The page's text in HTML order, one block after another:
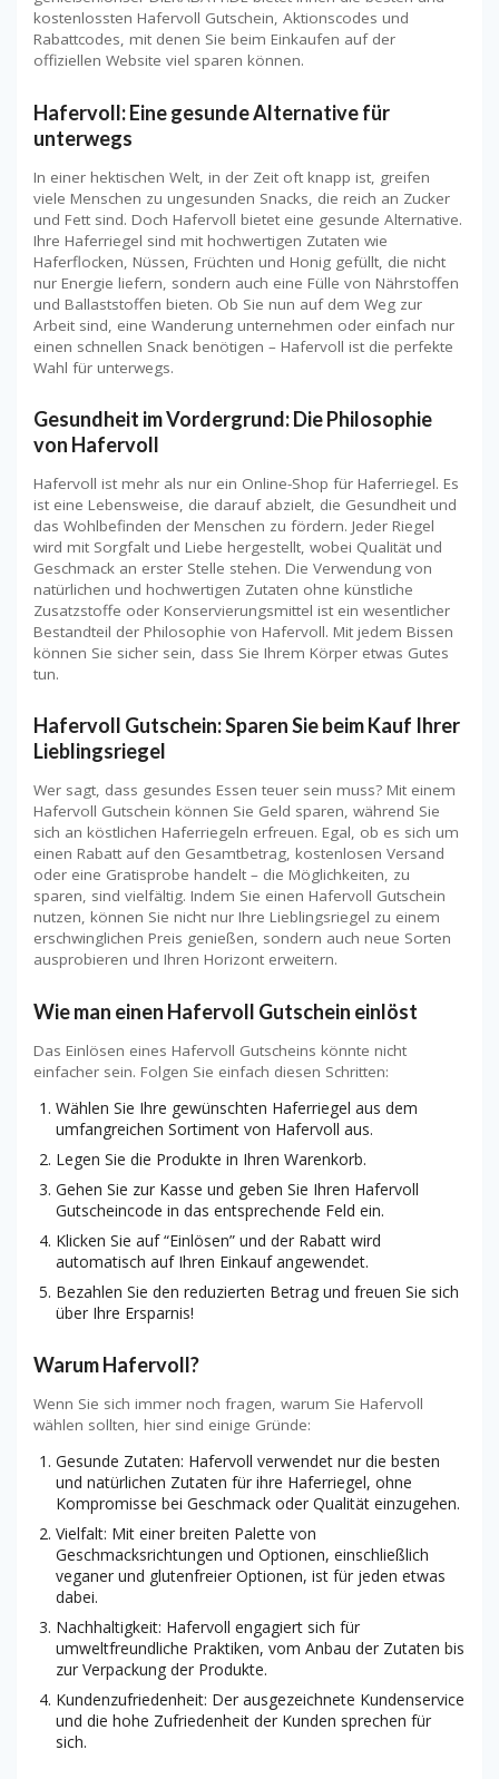
kostenlossten Hafervoll Gutschein, Aktionscodes und
Rabattcodes, mit denen Sie beim Einkaufen auf der
offiziellen Website viel sparen können.
Hafervoll: Eine gesunde Alternative für
unterwegs
In einer hektischen Welt, in der Zeit oft knapp ist, greifen
viele Menschen zu ungesunden Snacks, die reich an Zucker
und Fett sind. Doch Hafervoll bietet eine gesunde Alternative.
Ihre Haferriegel sind mit hochwertigen Zutaten wie
Haferflocken, Nüssen, Früchten und Honig gefüllt, die nicht
nur Energie liefern, sondern auch eine Fülle von Nährstoffen
und Ballaststoffen bieten. Ob Sie nun auf dem Weg zur
Arbeit sind, eine Wanderung unternehmen oder einfach nur
einen schnellen Snack benötigen – Hafervoll ist die perfekte
Wahl für unterwegs.
Gesundheit im Vordergrund: Die Philosophie
von Hafervoll
Hafervoll ist mehr als nur ein Online-Shop für Haferriegel. Es
ist eine Lebensweise, die darauf abzielt, die Gesundheit und
das Wohlbefinden der Menschen zu fördern. Jeder Riegel
wird mit Sorgfalt und Liebe hergestellt, wobei Qualität und
Geschmack an erster Stelle stehen. Die Verwendung von
natürlichen und hochwertigen Zutaten ohne künstliche
Zusatzstoffe oder Konservierungsmittel ist ein wesentlicher
Bestandteil der Philosophie von Hafervoll. Mit jedem Bissen
können Sie sicher sein, dass Sie Ihrem Körper etwas Gutes
tun.
Hafervoll Gutschein: Sparen Sie beim Kauf Ihrer
Lieblingsriegel
Wer sagt, dass gesundes Essen teuer sein muss? Mit einem
Hafervoll Gutschein können Sie Geld sparen, während Sie
sich an köstlichen Haferriegeln erfreuen. Egal, ob es sich um
einen Rabatt auf den Gesamtbetrag, kostenlosen Versand
oder eine Gratisprobe handelt – die Möglichkeiten, zu
sparen, sind vielfältig. Indem Sie einen Hafervoll Gutschein
nutzen, können Sie nicht nur Ihre Lieblingsriegel zu einem
erschwinglichen Preis genießen, sondern auch neue Sorten
ausprobieren und Ihren Horizont erweitern.
Wie man einen Hafervoll Gutschein einlöst
Das Einlösen eines Hafervoll Gutscheins könnte nicht
einfacher sein. Folgen Sie einfach diesen Schritten:
Wählen Sie Ihre gewünschten Haferriegel aus dem
umfangreichen Sortiment von Hafervoll aus.
Legen Sie die Produkte in Ihren Warenkorb.
Gehen Sie zur Kasse und geben Sie Ihren Hafervoll
Gutscheincode in das entsprechende Feld ein.
Klicken Sie auf “Einlösen” und der Rabatt wird
automatisch auf Ihren Einkauf angewendet.
Bezahlen Sie den reduzierten Betrag und freuen Sie sich
über Ihre Ersparnis!
Warum Hafervoll?
Wenn Sie sich immer noch fragen, warum Sie Hafervoll
wählen sollten, hier sind einige Gründe:
Gesunde Zutaten: Hafervoll verwendet nur die besten
und natürlichen Zutaten für ihre Haferriegel, ohne
Kompromisse bei Geschmack oder Qualität einzugehen.
Vielfalt: Mit einer breiten Palette von
Geschmacksrichtungen und Optionen, einschließlich
veganer und glutenfreier Optionen, ist für jeden etwas
dabei.
Nachhaltigkeit: Hafervoll engagiert sich für
umweltfreundliche Praktiken, vom Anbau der Zutaten bis
zur Verpackung der Produkte.
Kundenzufriedenheit: Der ausgezeichnete Kundenservice
und die hohe Zufriedenheit der Kunden sprechen für
sich.